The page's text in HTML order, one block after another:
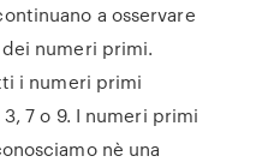
a osservare
numeri primi.
i numeri primi
7 o 9. I numeri primi
nè una